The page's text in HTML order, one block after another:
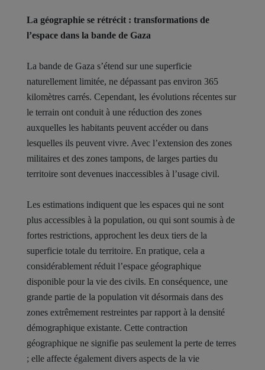
La géographie se rétrécit : transformations de
l’espace dans la bande de Gaza
La bande de Gaza s’étend sur une superficie
naturellement limitée, ne dépassant pas environ 365
kilomètres carrés. Cependant, les évolutions récentes sur
le terrain ont conduit à une réduction des zones
auxquelles les habitants peuvent accéder ou dans
lesquelles ils peuvent vivre. Avec l’extension des zones
militaires et des zones tampons, de larges parties du
territoire sont devenues inaccessibles à l’usage civil.
Les estimations indiquent que les espaces qui ne sont
plus accessibles à la population, ou qui sont soumis à de
fortes restrictions, approchent les deux tiers de la
superficie totale du territoire. En pratique, cela a
considérablement réduit l’espace géographique
disponible pour la vie des civils. En conséquence, une
grande partie de la population vit désormais dans des
zones extrêmement restreintes par rapport à la densité
démographique existante. Cette contraction
géographique ne signifie pas seulement la perte de terres
; elle affecte également divers aspects de la vie